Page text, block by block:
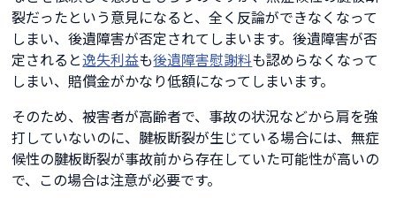
裂だったという意見になると、全く反論ができなくなって
しまい、後遺障害が否定されてしまいます。後遺障害が否
定されると逸失利益も後遺障害慰謝料も認めらなくなって
しまい、賠償金がかなり低額になってしまいます。
そのため、被害者が高齢者で、事故の状況などから肩を強
打していないのに、腱板断裂が生じている場合には、無症
候性の腱板断裂が事故前から存在していた可能性が高いの
で、この場合は注意が必要です。